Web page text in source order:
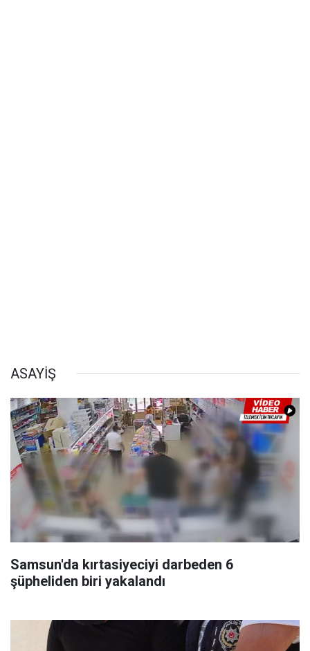
ASAYİŞ
Samsun'da kırtasiyeciyi darbeden 6
şüpheliden biri yakalandı